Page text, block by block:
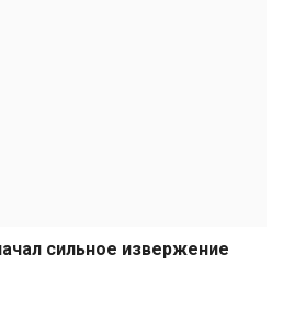
сильное извержение